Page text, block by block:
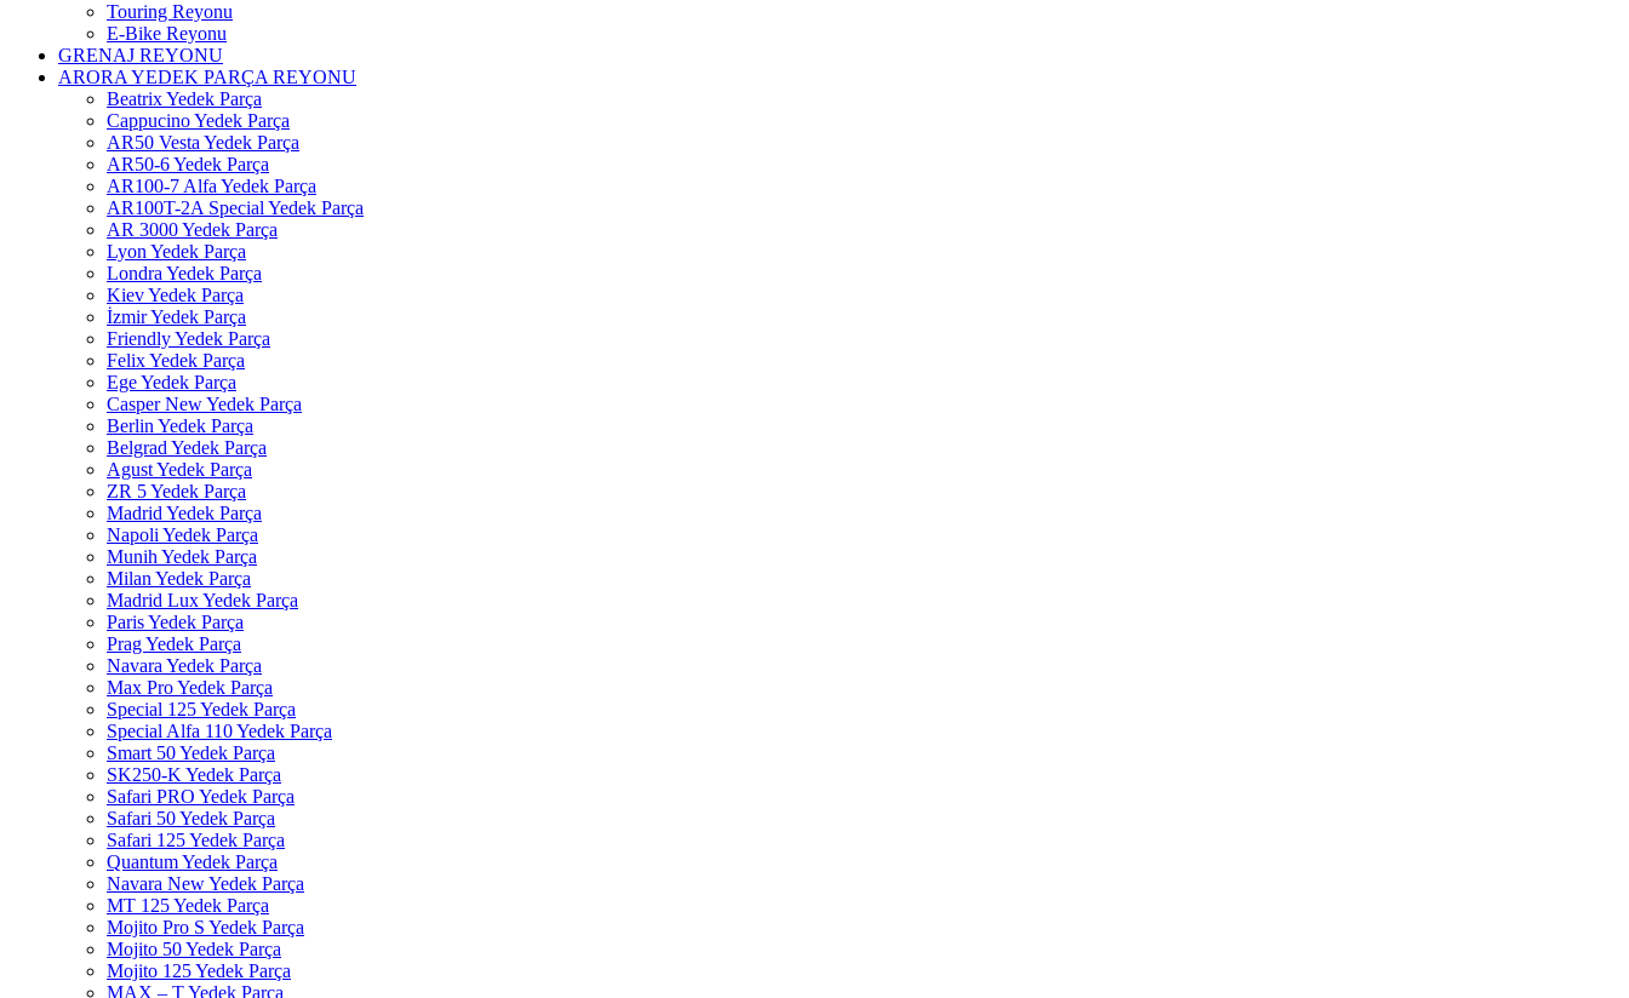
Touring Reyonu
E-Bike Reyonu
GRENAJ REYONU
ARORA YEDEK PARÇA REYONU
Beatrix Yedek Parça
Cappucino Yedek Parça
AR50 Vesta Yedek Parça
AR50-6 Yedek Parça
AR100-7 Alfa Yedek Parça
AR100T-2A Special Yedek Parça
AR 3000 Yedek Parça
Lyon Yedek Parça
Londra Yedek Parça
Kiev Yedek Parça
İzmir Yedek Parça
Friendly Yedek Parça
Felix Yedek Parça
Ege Yedek Parça
Casper New Yedek Parça
Berlin Yedek Parça
Belgrad Yedek Parça
Agust Yedek Parça
ZR 5 Yedek Parça
Madrid Yedek Parça
Napoli Yedek Parça
Munih Yedek Parça
Milan Yedek Parça
Madrid Lux Yedek Parça
Paris Yedek Parça
Prag Yedek Parça
Navara Yedek Parça
Max Pro Yedek Parça
Special 125 Yedek Parça
Special Alfa 110 Yedek Parça
Smart 50 Yedek Parça
SK250-K Yedek Parça
Safari PRO Yedek Parça
Safari 50 Yedek Parça
Safari 125 Yedek Parça
Quantum Yedek Parça
Navara New Yedek Parça
MT 125 Yedek Parça
Mojito Pro S Yedek Parça
Mojito 50 Yedek Parça
Mojito 125 Yedek Parça
MAX – T Yedek Parça